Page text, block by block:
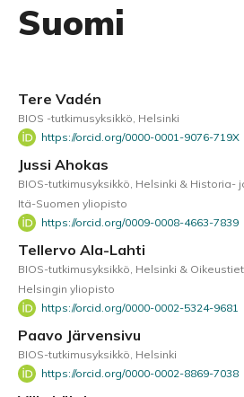
Suomi
Tere Vadén
BIOS -tutkimusyksikkö, Helsinki
https://orcid.org/0000-0001-9076-719X
Jussi Ahokas
BIOS-tutkimusyksikkö, Helsinki & Historia-
Itä-Suomen yliopisto
https://orcid.org/0009-0008-4663-7839
Tellervo Ala-Lahti
BIOS-tutkimusyksikkö, Helsinki &
Helsingin yliopisto
https://orcid.org/0000-0002-5324-9681
Paavo Järvensivu
BIOS-tutkimusyksikkö, Helsinki
https://orcid.org/0000-0002-8869-7038